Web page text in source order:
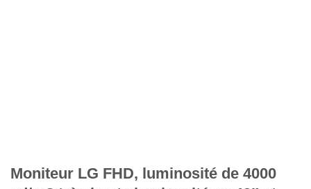
Moniteur LG FHD, luminosité de 4000